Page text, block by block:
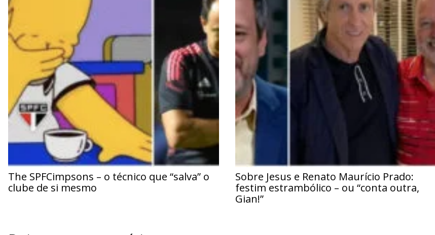
The SPFCimpsons – o técnico que “salva” o
clube de si mesmo
Sobre Jesus e Renato Maurício Prado:
festim estrambólico – ou “conta outra,
Gian!”